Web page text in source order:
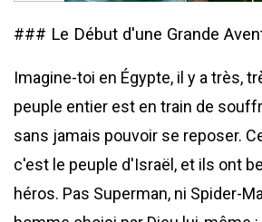
### Le Début d'une Grande
Imagine-toi en Égypte, il y a très,
peuple entier est en train de
sans jamais pouvoir se reposer.
c'est le peuple d'Israël, et ils ont
héros. Pas Superman, ni Spider-